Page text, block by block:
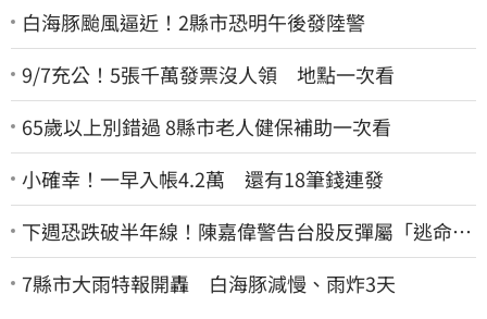
白海豚颱風逼近！2縣市恐明午後發陸警
9/7充公！5張千萬發票沒人領 地點一次看
65歲以上別錯過 8縣市老人健保補助一次看
小確幸！一早入帳4.2萬 還有18筆錢連發
下週恐跌破半年線！陳嘉偉警告台股反彈屬「逃命
波」：空頭大屠殺剛開始
7縣市大雨特報開轟 白海豚減慢、雨炸3天